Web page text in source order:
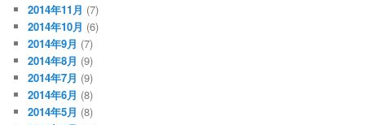
2014年11月 (7)
2014年10月 (6)
2014年9月 (7)
2014年8月 (9)
2014年7月 (9)
2014年6月 (8)
2014年5月 (8)